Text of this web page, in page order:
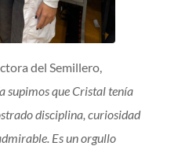
del Semillero,
supimos que Cristal tenía
disciplina, curiosidad
Es un orgullo